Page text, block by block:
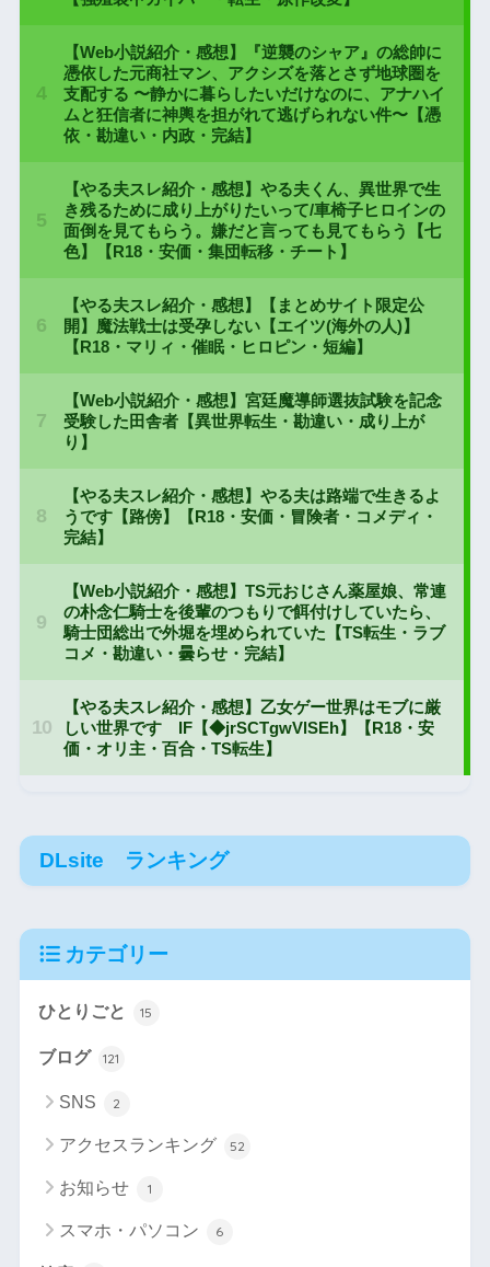
DLsite ランキング
カテゴリー
ひとりごと 15
ブログ 121
SNS 2
アクセスランキング 52
お知らせ 1
スマホ・パソコン 6